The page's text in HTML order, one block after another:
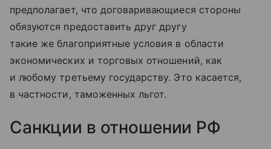
предполагает, что договаривающиеся стороны
обязуются предоставить друг другу
такие же благоприятные условия в области
экономических и торговых отношений, как
и любому третьему государству. Это касается,
в частности, таможенных льгот.
Санкции в отношении РФ